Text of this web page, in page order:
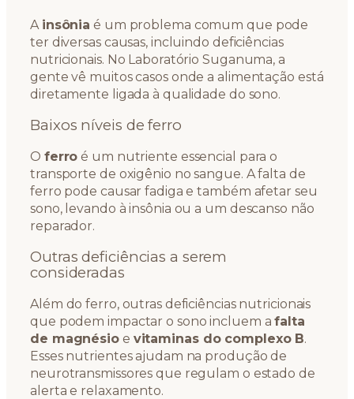
A insônia é um problema comum que pode
ter diversas causas, incluindo deficiências
nutricionais. No Laboratório Suganuma, a
gente vê muitos casos onde a alimentação está
diretamente ligada à qualidade do sono.
Baixos níveis de ferro
O ferro é um nutriente essencial para o
transporte de oxigênio no sangue. A falta de
ferro pode causar fadiga e também afetar seu
sono, levando à insônia ou a um descanso não
reparador.
Outras deficiências a serem
consideradas
Além do ferro, outras deficiências nutricionais
que podem impactar o sono incluem afalta
de magnésioe vitaminas do complexo B.
Esses nutrientes ajudam na produção de
neurotransmissores que regulam o estado de
alerta e relaxamento.